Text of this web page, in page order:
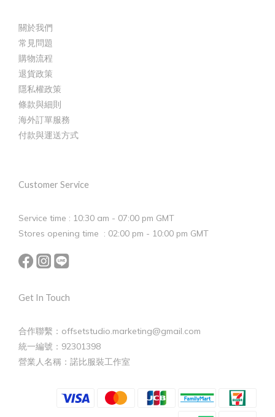
關於我們
常見問題
購物流程
退貨政策
隱私權政策
條款與細則
海外訂單服務
付款與運送方式
Customer Service
Service time : 10:30 am - 07:00 pm GMT
Stores opening time : 02:00 pm - 10:00 pm GMT
Get In Touch
合作聯繫：offsetstudio.marketing@gmail.com
統一編號：92301398
營業人名稱：諾比服裝工作室